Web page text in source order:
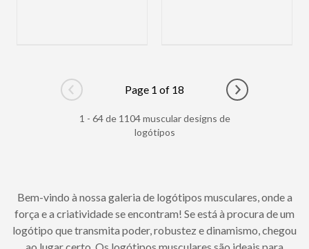
Go to previous page
Page 1 of 18
Go to next
1 - 64 de 1104 muscular designs de
logótipos
Bem-vindo à nossa galeria de logótipos musculares, onde a
força e a criatividade se encontram! Se está à procura de um
logótipo que transmita poder, robustez e dinamismo, chegou
ao lugar certo. Os logótipos musculares são ideais para